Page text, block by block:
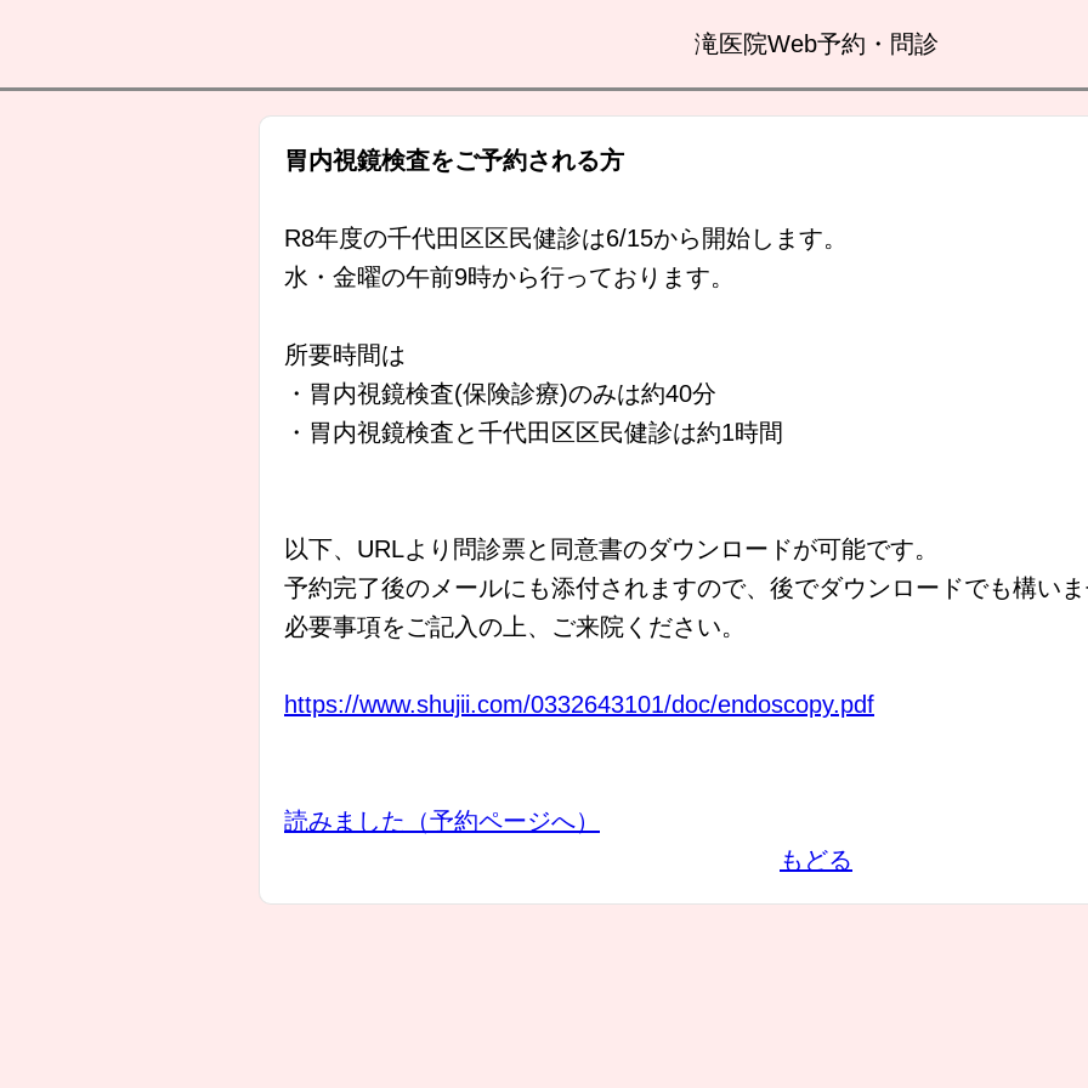
滝医院Web予約・問診
胃内視鏡検査をご予約される方
R8年度の千代田区区民健診は6/15から開始します。
水・金曜の午前9時から行っております。
所要時間は
・胃内視鏡検査(保険診療)のみは約40分
・胃内視鏡検査と千代田区区民健診は約1時間
以下、URLより問診票と同意書のダウンロードが可能です。
予約完了後のメールにも添付されますので、後でダウンロードでも構い
必要事項をご記入の上、ご来院ください。
https://www.shujii.com/0332643101/doc/endoscopy.pdf
読みました（予約ページへ）
もどる